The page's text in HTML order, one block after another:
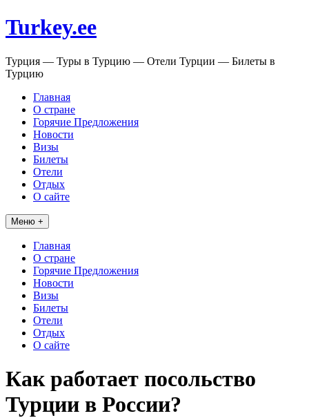
Перейти
к
Turkey.ee
Турция — Туры в Турцию — Отели Турции — Билеты в
Турцию
Главная
О стране
Горячие Предложения
Новости
Визы
Билеты
Отели
Отдых
О сайте
Меню +
Главная
О стране
Горячие Предложения
Новости
Визы
Билеты
Отели
Отдых
О сайте
Как работает посольство
Турции в России?